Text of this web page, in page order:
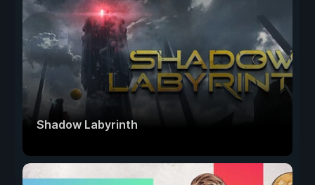
Shadow Labyrinth